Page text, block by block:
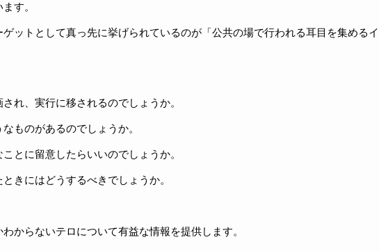
す。
ットとして真っ先に挙げられているのが「公共の場で行われる耳目を集めるイ
れ、実行に移されるのでしょうか。
ものがあるのでしょうか。
とに留意したらいいのでしょうか。
きにはどうするべきでしょうか。
からないテロについて有益な情報を提供します。